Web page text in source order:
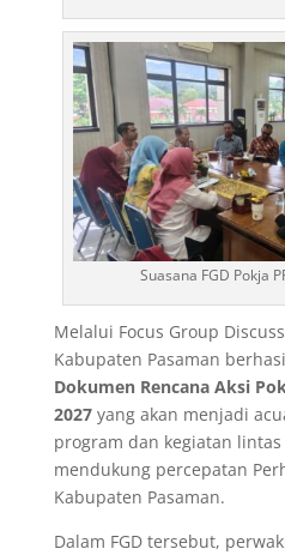
Suasana FGD Pokja
Melalui Focus Group
Kabupaten Pasaman
Dokumen Rencana Aksi
2027yang akan menjadi
program dan kegiatan
mendukung percepatan
Kabupaten Pasaman.
Dalam FGD tersebut,